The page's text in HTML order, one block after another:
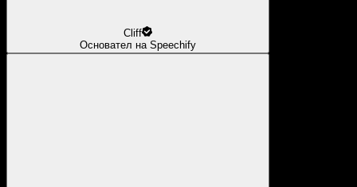
Cliff
Основател на Speechify